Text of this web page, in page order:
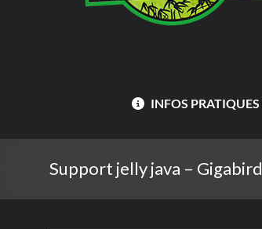
INFOS PRATIQUES
Support jelly java – Gigabird